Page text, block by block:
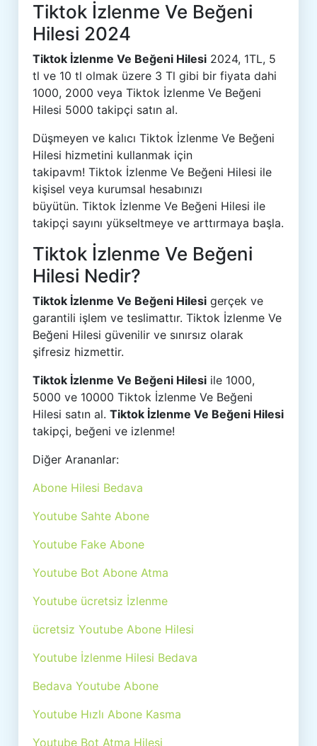
Tiktok İzlenme Ve Beğeni
Hilesi 2024
Tiktok İzlenme Ve Beğeni Hilesi 2024, 1TL, 5
tl ve 10 tl olmak üzere 3 Tl gibi bir fiyata dahi
1000, 2000 veya Tiktok İzlenme Ve Beğeni
Hilesi 5000 takipçi satın al.
Düşmeyen ve kalıcı Tiktok İzlenme Ve Beğeni
Hilesi hizmetini kullanmak için
takipavm! Tiktok İzlenme Ve Beğeni Hilesi ile
kişisel veya kurumsal hesabınızı
büyütün. Tiktok İzlenme Ve Beğeni Hilesi ile
takipçi sayını yükseltmeye ve arttırmaya başla.
Tiktok İzlenme Ve Beğeni
Hilesi Nedir?
Tiktok İzlenme Ve Beğeni Hilesi gerçek ve
garantili işlem ve teslimattır. Tiktok İzlenme Ve
Beğeni Hilesi güvenilir ve sınırsız olarak
şifresiz hizmettir.
Tiktok İzlenme Ve Beğeni Hilesi ile 1000,
5000 ve 10000 Tiktok İzlenme Ve Beğeni
Hilesi satın al.Tiktok İzlenme Ve Beğeni Hilesi
takipçi, beğeni ve izlenme!
Diğer Arananlar:
Abone Hilesi Bedava
Youtube Sahte Abone
Youtube Fake Abone
Youtube Bot Abone Atma
Youtube ücretsiz İzlenme
ücretsiz Youtube Abone Hilesi
Youtube İzlenme Hilesi Bedava
Bedava Youtube Abone
Youtube Hızlı Abone Kasma
Youtube Bot Atma Hilesi